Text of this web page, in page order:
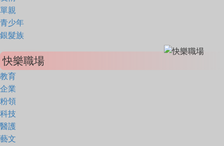
單親
青少年
銀髮族
快樂職場
教育
企業
粉領
科技
醫護
藝文